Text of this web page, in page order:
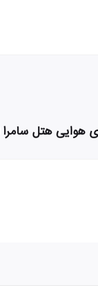
هوایی هتل سامرا